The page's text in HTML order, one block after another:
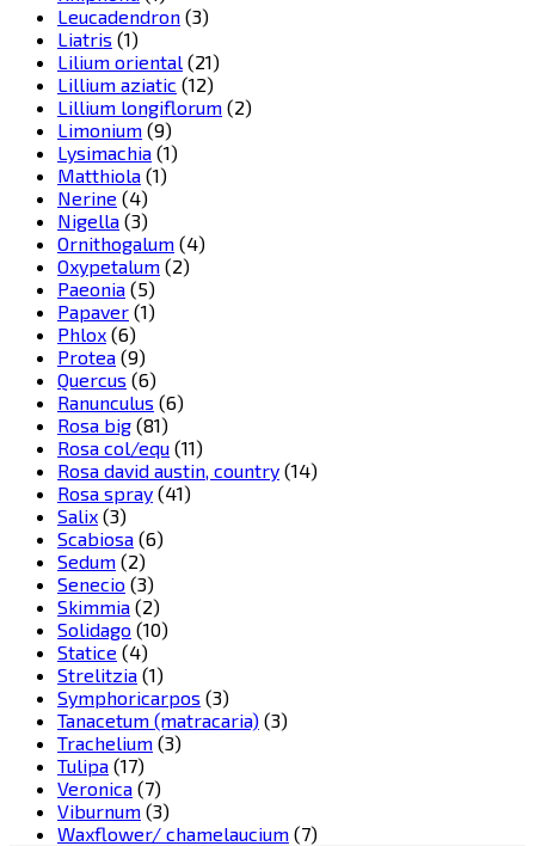
Leucadendron (3)
Liatris (1)
Lilium oriental (21)
Lillium aziatic (12)
Lillium longiflorum (2)
Limonium (9)
Lysimachia (1)
Matthiola (1)
Nerine (4)
Nigella (3)
Ornithogalum (4)
Oxypetalum (2)
Paeonia (5)
Papaver (1)
Phlox (6)
Protea (9)
Quercus (6)
Ranunculus (6)
Rosa big (81)
Rosa col/equ (11)
Rosa david austin, country (14)
Rosa spray (41)
Salix (3)
Scabiosa (6)
Sedum (2)
Senecio (3)
Skimmia (2)
Solidago (10)
Statice (4)
Strelitzia (1)
Symphoricarpos (3)
Tanacetum (matracaria) (3)
Trachelium (3)
Tulipa (17)
Veronica (7)
Viburnum (3)
Waxflower/ chamelaucium (7)